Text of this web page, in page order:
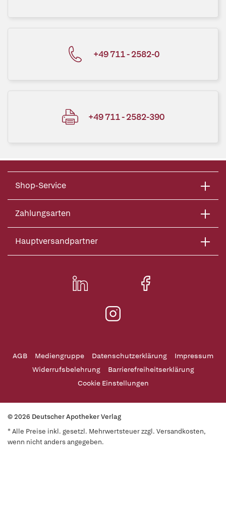
+49 711 - 2582-0
+49 711 - 2582-390
Shop-Service
Zahlungsarten
Hauptversandpartner
AGB Mediengruppe Datenschutzerklärung
Impressum
Widerrufsbelehrung
Barrierefreiheitserklärung
Cookie Einstellungen
© 2026 Deutscher Apotheker Verlag
* Alle Preise inkl. gesetzl. Mehrwertsteuer zzgl. Versandkosten,
wenn nicht anders angegeben.